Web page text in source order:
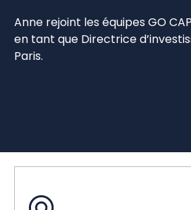
Anne rejoint les équipes GO
en tant que Directrice
Paris.